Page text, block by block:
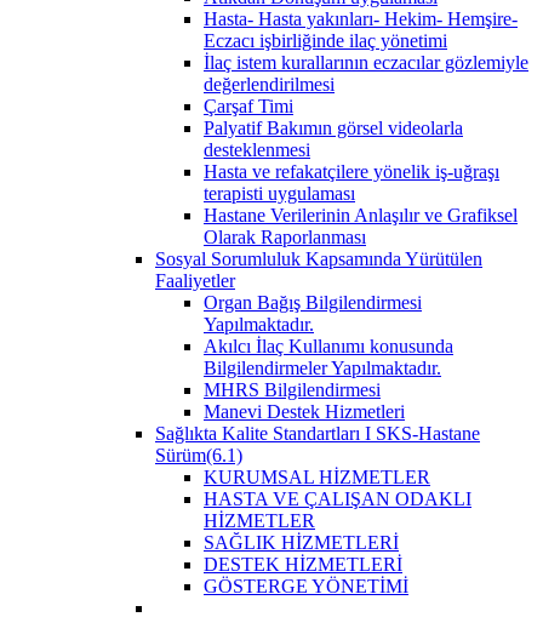
Hasta- Hasta yakınları- Hekim- Hemşire-
Eczacı işbirliğinde ilaç yönetimi
İlaç istem kurallarının eczacılar gözlemiyle
değerlendirilmesi
Çarşaf Timi
Palyatif Bakımın görsel videolarla
desteklenmesi
Hasta ve refakatçilere yönelik iş-uğraşı
terapisti uygulaması
Hastane Verilerinin Anlaşılır ve Grafiksel
Olarak Raporlanması
Sosyal Sorumluluk Kapsamında Yürütülen
Faaliyetler
Organ Bağış Bilgilendirmesi
Yapılmaktadır.
Akılcı İlaç Kullanımı konusunda
Bilgilendirmeler Yapılmaktadır.
MHRS Bilgilendirmesi
Manevi Destek Hizmetleri
Sağlıkta Kalite Standartları I SKS-Hastane
Sürüm(6.1)
KURUMSAL HİZMETLER
HASTA VE ÇALIŞAN ODAKLI
HİZMETLER
SAĞLIK HİZMETLERİ
DESTEK HİZMETLERİ
GÖSTERGE YÖNETİMİ